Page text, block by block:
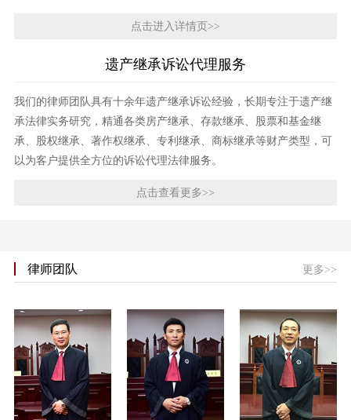
点击进入详情页>>
遗产继承诉讼代理服务
我们的律师团队具有十余年遗产继承诉讼经验，长期专注于遗产继
承法律实务研究，精通各类房产继承、存款继承、股票和基金继
承、股权继承、著作权继承、专利继承、商标继承等财产类型，可
以为客户提供全方位的诉讼代理法律服务。
点击查看更多>>
律师团队 更多>>